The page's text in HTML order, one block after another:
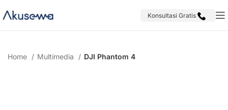
Konsultasi Gratis
Home Multimedia DJI Phantom 4